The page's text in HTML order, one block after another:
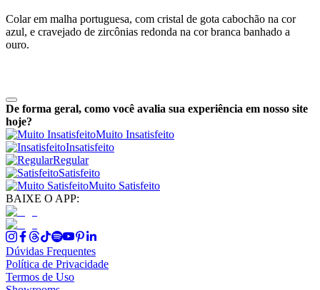
Colar em malha portuguesa, com cristal de gota cabochão na cor
azul, e cravejado de zircônias redonda na cor branca banhado a
ouro.
De forma geral, como você avalia sua experiência em nosso site
hoje?
Muito Insatisfeito
Insatisfeito
Regular
Satisfeito
Muito Satisfeito
BAIXE O APP:
Dúvidas Frequentes
Política de Privacidade
Termos de Uso